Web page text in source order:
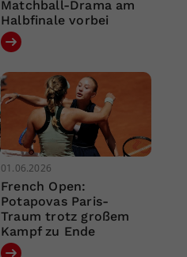
Matchball-Drama am
Halbfinale vorbei
01.06.2026
French Open:
Potapovas Paris-
Traum trotz großem
Kampf zu Ende